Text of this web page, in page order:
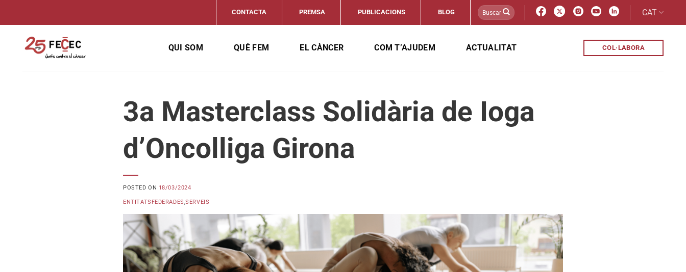
CONTACTA PREMSA PUBLICACIONS BLOG CAT
QUI SOM QUÈ FEM EL CÀNCER COM T’AJUDEM ACTUALITAT COL·LABORA
3a Masterclass Solidària de Ioga
d’Oncolliga Girona
POSTED ON 18/03/2024
ENTITATSFEDERADES,SERVEIS